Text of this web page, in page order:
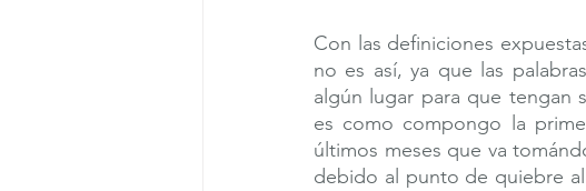
Con las definiciones
no es así, ya que las
algún lugar para que tengan
es como compongo la
últimos meses que va
debido al punto de quiebre